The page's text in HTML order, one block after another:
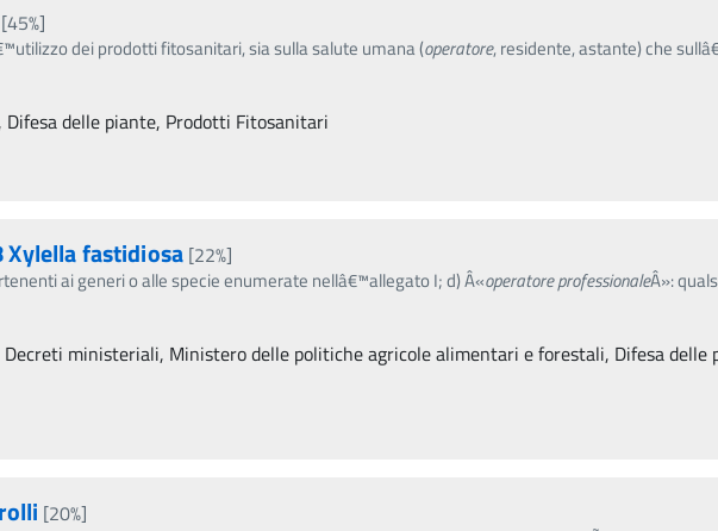
[45%]
dei prodotti fitosanitari, sia sulla salute umana (operatore, residente, astante) che
Difesa delle piante, Prodotti Fitosanitari
Xylella fastidiosa [22%]
ai generi o alle specie enumerate nellâ€™allegato I; d) Â«operatoreprofessionaleÂ»:
ministeriali, Ministero delle politiche agricole alimentari e forestali, Difesa delle
[20%]